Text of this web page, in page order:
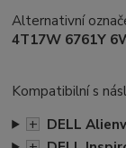
Alternativní
4T17W 6761Y
Kompatibilní s
+ DELL